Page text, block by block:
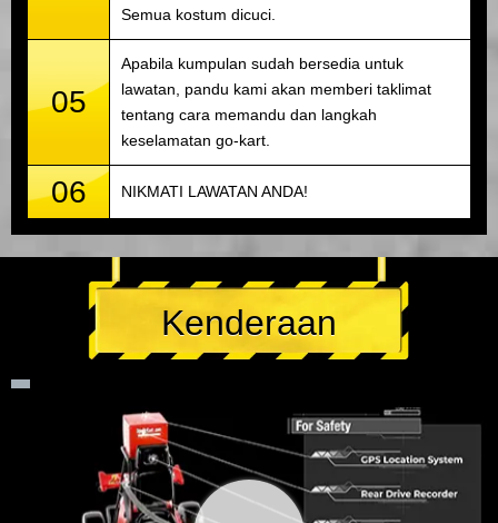
Semua kostum dicuci.
05
Apabila kumpulan sudah bersedia untuk
lawatan, pandu kami akan memberi taklimat
tentang cara memandu dan langkah
keselamatan go-kart.
06 NIKMATI LAWATAN ANDA!
Kenderaan